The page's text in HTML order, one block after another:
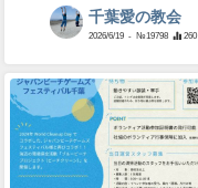
千葉愛の教会
2026/6/19 - №19798 260